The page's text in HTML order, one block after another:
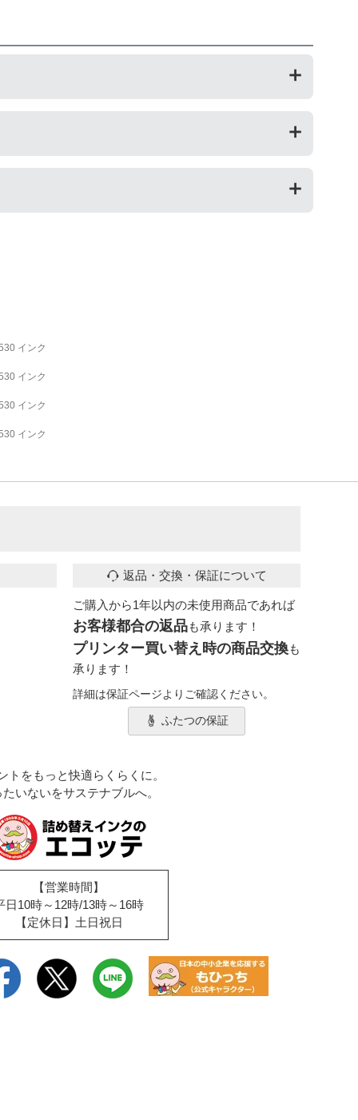
インク
インク
インク
インク
返品・交換・保証について
ご購入から1年以内の未使用商品であれば
お客様都合の返品も承ります！
プリンター買い替え時の商品交換も
承ります！
詳細は保証ページよりご確認ください。
ふたつの保証
トをもっと快適らくらくに。
いないをサステナブルへ。
【営業時間】
日10時～12時/13時～16時
【定休日】土日祝日